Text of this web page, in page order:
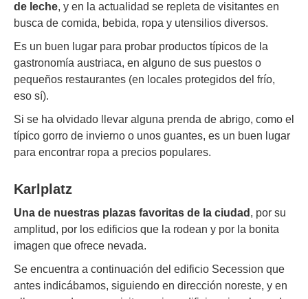
de leche, y en la actualidad se repleta de visitantes en
busca de comida, bebida, ropa y utensilios diversos.
Es un buen lugar para probar productos típicos de la
gastronomía austriaca, en alguno de sus puestos o
pequeños restaurantes (en locales protegidos del frío,
eso sí).
Si se ha olvidado llevar alguna prenda de abrigo, como el
típico gorro de invierno o unos guantes, es un buen lugar
para encontrar ropa a precios populares.
Karlplatz
Una de nuestras plazas favoritas de la ciudad , por su
amplitud, por los edificios que la rodean y por la bonita
imagen que ofrece nevada.
Se encuentra a continuación del edificio Secession que
antes indicábamos, siguiendo en dirección noreste, y en